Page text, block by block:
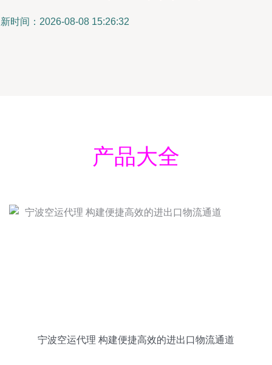
时间：2026-08-08 15:26:32
产品大全
宁波空运代理 构建便捷高效的进出口物流通道